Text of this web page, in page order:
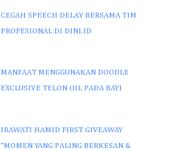
CEGAH SPEECH DELAY BERSAMA TIM
PROFESIONAL DI DINI.ID
MANFAAT MENGGUNAKAN DOODLE
EXCLUSIVE TELON OIL PADA BAYI
IRAWATI HAMID FIRST GIVEAWAY
“MOMEN YANG PALING BERKESAN &